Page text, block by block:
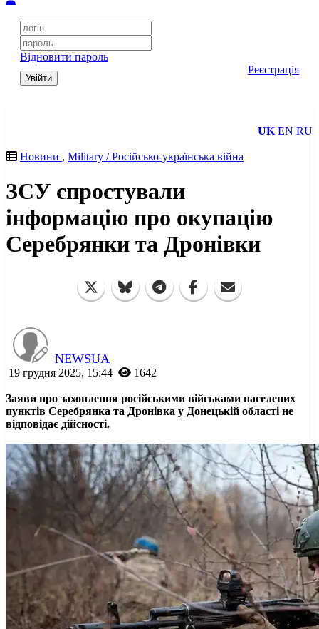
Відновити пароль
Увійти
Реєстрація
UK EN RU
Новини , Military / Російсько-українська війна
ЗСУ спростували
інформацію про окупацію
Серебрянки та Дронівки
NEWSUA
19 грудня 2025, 15:44 1642
Заяви про захоплення російськими військами населених
пунктів Серебрянка та Дронівка у Донецькій області не
відповідає дійсності.